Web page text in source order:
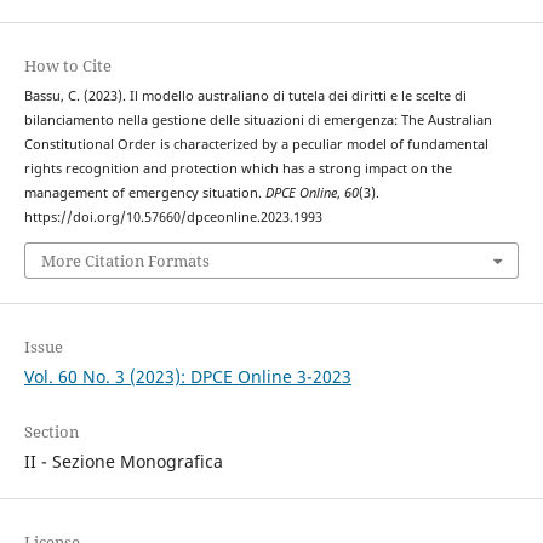
How to Cite
Bassu, C. (2023). Il modello australiano di tutela dei diritti e le scelte di
bilanciamento nella gestione delle situazioni di emergenza: The Australian
Constitutional Order is characterized by a peculiar model of fundamental
rights recognition and protection which has a strong impact on the
management of emergency situation. DPCE Online, 60(3).
https://doi.org/10.57660/dpceonline.2023.1993
More Citation Formats
Issue
Vol. 60 No. 3 (2023): DPCE Online 3-2023
Section
II - Sezione Monografica